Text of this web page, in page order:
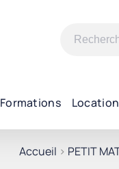
Recherche
Formations
Accueil > PETIT